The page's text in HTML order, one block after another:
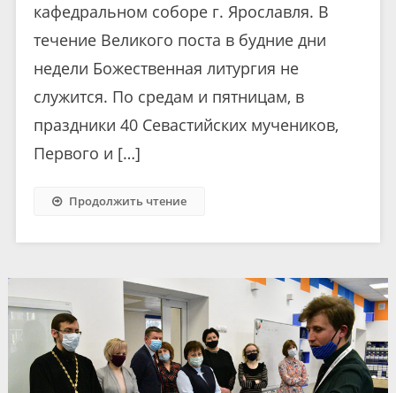
кафедральном соборе г. Ярославля. В
течение Великого поста в будние дни
недели Божественная литургия не
служится. По средам и пятницам, в
праздники 40 Севастийских мучеников,
Первого и […]
Продолжить чтение